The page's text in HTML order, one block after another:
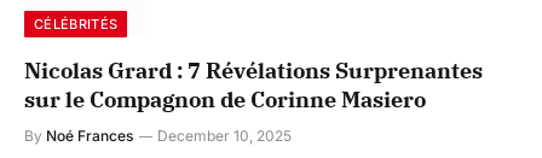
CÉLÉBRITÉS
Nicolas Grard : 7 Révélations Surprenantes
sur le Compagnon de Corinne Masiero
By Noé Frances December 10, 2025